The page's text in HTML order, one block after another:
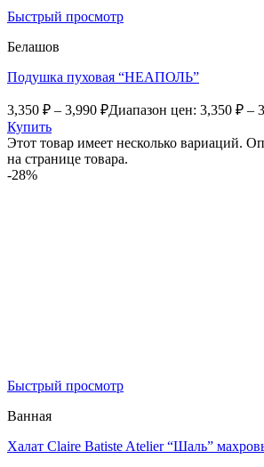
Быстрый просмотр
Белашов
Подушка пуховая “НЕАПОЛЬ”
3,350 ₽ – 3,990 ₽Диапазон цен: 3,350 ₽ –
Купить
Этот товар имеет несколько вариаций.
на странице товара.
-28%
Быстрый просмотр
Ванная
Халат Claire Batiste Atelier “Шаль”